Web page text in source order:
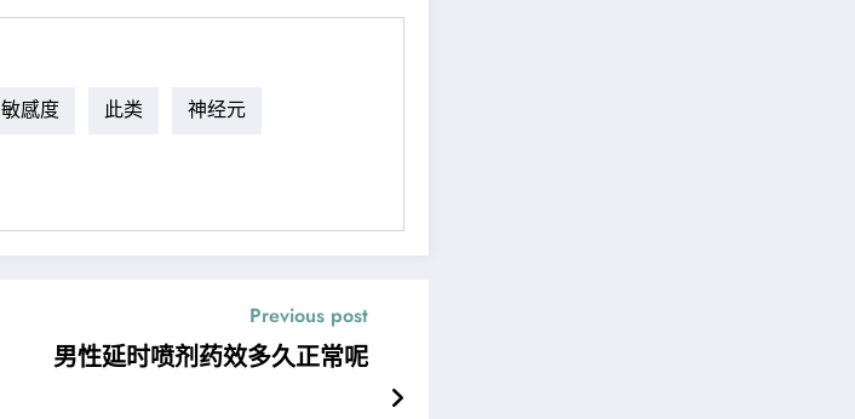
敏感度 此类 神经元
Previous post
男性延时喷剂药效多久正常呢